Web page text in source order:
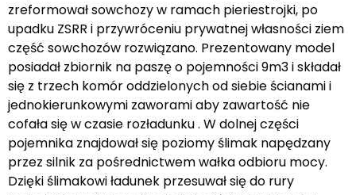
zreformował sowchozy w ramach pieriestrojki, po
upadku ZSRR i przywróceniu prywatnej własności ziem
część sowchozów rozwiązano. Prezentowany model
posiadał zbiornik na paszę o pojemności 9m3 i składał
się z trzech komór oddzielonych od siebie ścianami i
jednokierunkowymi zaworami aby zawartość nie
cofała się w czasie rozładunku . W dolnej części
pojemnika znajdował się poziomy ślimak napędzany
przez silnik za pośrednictwem wałka odbioru mocy.
Dzięki ślimakowi ładunek przesuwał się do rury